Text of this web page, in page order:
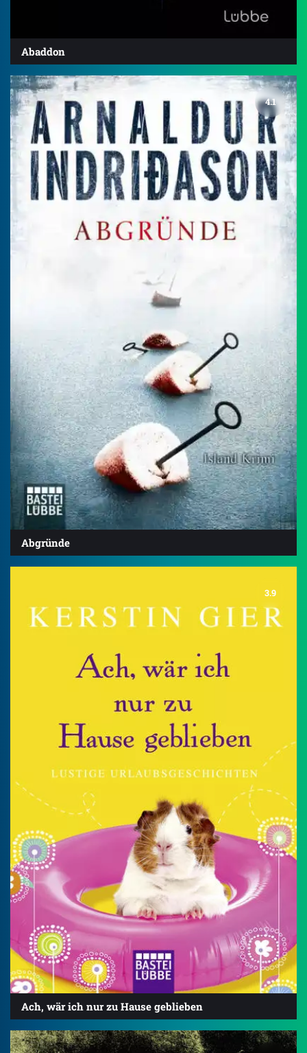
Abaddon
4.1
Abgründe
3.9
Ach, wär ich nur zu Hause geblieben